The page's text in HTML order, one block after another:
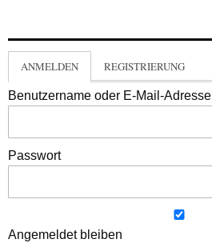
ANMELDEN REGISTRIERUNG
Benutzername oder E-Mail-Adresse
Passwort
Angemeldet bleiben